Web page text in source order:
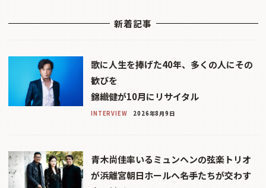
新着記事
歌に人生を捧げた40年、多くの人にその
歓びを
錦織健が10月にリサイタル
INTERVIEW 2026年8月9日
青木尚佳率いるミュンヘンの弦楽トリオ
が浜離宮朝日ホールへ――名手たちが交わす